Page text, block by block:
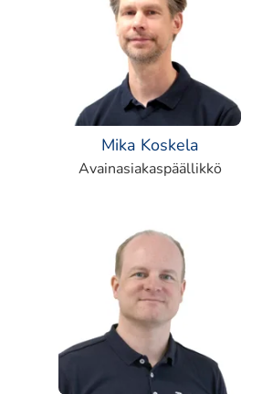
Mika Koskela
Avainasiakaspäällikkö